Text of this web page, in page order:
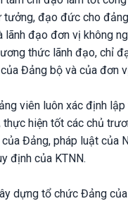
tưởng, đạo đức cho
lãnh đạo đơn vị không
thức lãnh đạo, chỉ
Đảng bộ và của đơn
viên luôn xác định
thực hiện tốt các chủ
Đảng, pháp luật của
định của KTNN.
dựng tổ chức Đảng